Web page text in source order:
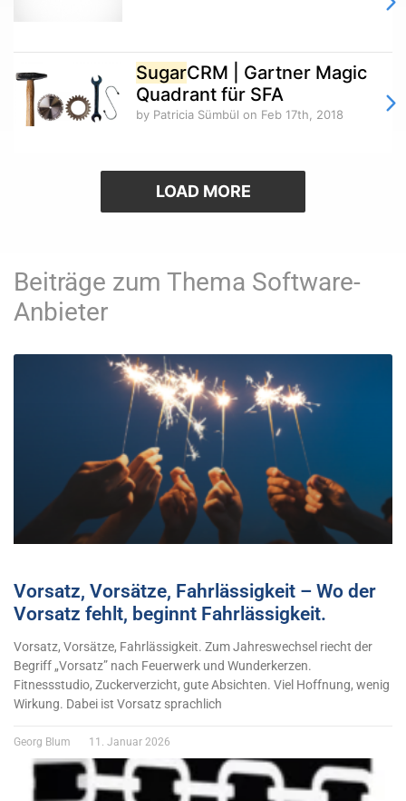
SugarCRM | Gartner Magic
Quadrant für SFA
by Patricia Sümbül on Feb 17th, 2018
LOAD MORE
Beiträge zum Thema Software-
Anbieter
Vorsatz, Vorsätze, Fahrlässigkeit – Wo der
Vorsatz fehlt, beginnt Fahrlässigkeit.
Vorsatz, Vorsätze, Fahrlässigkeit. Zum Jahreswechsel riecht der
Begriff „Vorsatz” nach Feuerwerk und Wunderkerzen.
Fitnessstudio, Zuckerverzicht, gute Absichten. Viel Hoffnung, wenig
Wirkung. Dabei ist Vorsatz sprachlich
Georg Blum 11. Januar 2026